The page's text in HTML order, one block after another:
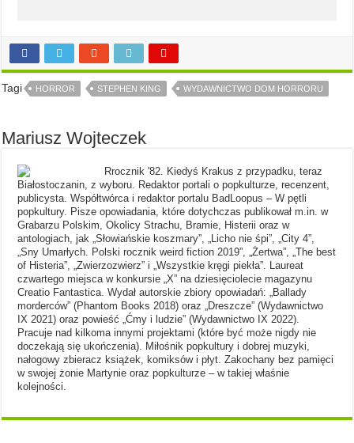
Tagi HORROR STEPHEN KING WYDAWNICTWO DOM HORRORU
Mariusz Wojteczek
Rrocznik '82. Kiedyś Krakus z przypadku, teraz
Białostoczanin, z wyboru. Redaktor portali o popkulturze, recenzent,
publicysta. Współtwórca i redaktor portalu BadLoopus – W pętli
popkultury. Pisze opowiadania, które dotychczas publikował m.in. w
Grabarzu Polskim, Okolicy Strachu, Bramie, Histerii oraz w
antologiach, jak „Słowiańskie koszmary”, „Licho nie śpi”, „City 4”,
„Sny Umarłych. Polski rocznik weird fiction 2019”, „Żertwa”, „The best
of Histeria”, „Zwierzozwierz” i „Wszystkie kręgi piekła”. Laureat
czwartego miejsca w konkursie „X” na dziesięciolecie magazynu
Creatio Fantastica. Wydał autorskie zbiory opowiadań: „Ballady
morderców” (Phantom Books 2018) oraz „Dreszcze” (Wydawnictwo
IX 2021) oraz powieść „Ćmy i ludzie” (Wydawnictwo IX 2022).
Pracuje nad kilkoma innymi projektami (które być może nigdy nie
doczekają się ukończenia). Miłośnik popkultury i dobrej muzyki,
nałogowy zbieracz książek, komiksów i płyt. Zakochany bez pamięci
w swojej żonie Martynie oraz popkulturze – w takiej właśnie
kolejności.